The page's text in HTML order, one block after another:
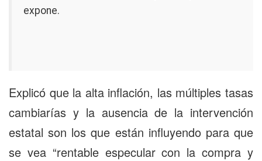
expone.
Explicó que la alta inflación, las múltiples tasas
cambiarías y la ausencia de la intervención
estatal son los que están influyendo para que
se vea “rentable especular con la compra y